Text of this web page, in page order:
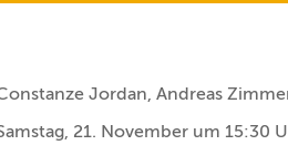
Jordan, Andreas
21. November um 15:30